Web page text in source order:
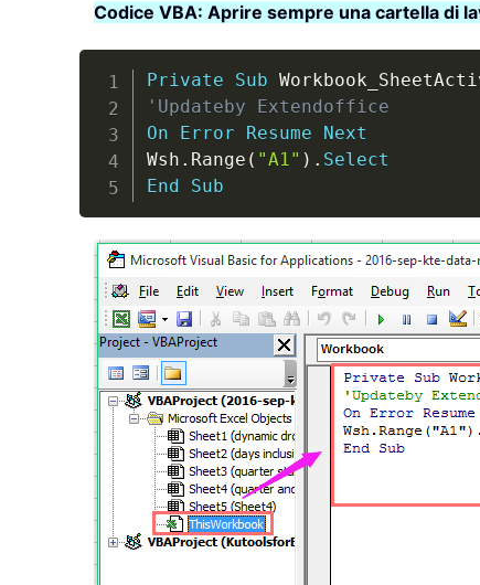
Codice VBA: Aprire sempre una cartella di
Private Sub
'Updateby Extendoffice
On
Error Resume
Next
Wsh . Range ( "A1" ) . Select
End
Sub